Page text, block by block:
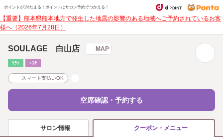
ポイントが1%たまる！ ポイントはサロン予約でつかえる！
【重要】熊本県熊本地方で発生した地震の影響のある地域へご予約されているお客
様へ（2026年7月28日）
SOULAGE 白山店 MAP
ﾘﾗｸ ｴｽﾃ
スマート支払いOK
空席確認・予約する
サロン情報 クーポン・メニュー